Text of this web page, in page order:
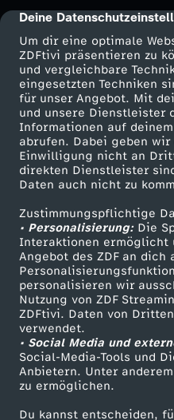
cmp-dialog-
Deine
Um dir eine optimale
ZDFtivi präsentieren zu
und vergleichbare
eingesetzten Techniken
für unser Angebot. Mit
und unsere Dienstleister
Informationen auf
abrufen. Dabei geben
Einwilligung nicht an
direkten Dienstleister
Daten auch nicht zu
Zustimmungspflichtige
• Personalisierung:Die
Interaktionen ermöglicht
Angebot des ZDF an dich
personalisieren wir
Nutzung von ZDF
ZDFtivi. Daten von
verwendet.
• Social Media und
Social-Media-Tools und
Anbietern. Unter
zu ermöglichen.
Du kannst entscheiden,
e
J
u
d
e
n
t
u
m
k
e
Mehr ZDF
ZDF-Apps
Smart TV
ZDFtext
Livestreams
Sendungen A-Z
TV-Programm
ZDF Unternehmen
Karriere